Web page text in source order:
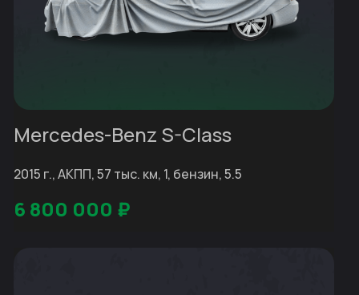
Mercedes-Benz S-Class
2015 г., АКПП, 57 тыс. км, 1, бензин, 5.5
6 800 000 ₽